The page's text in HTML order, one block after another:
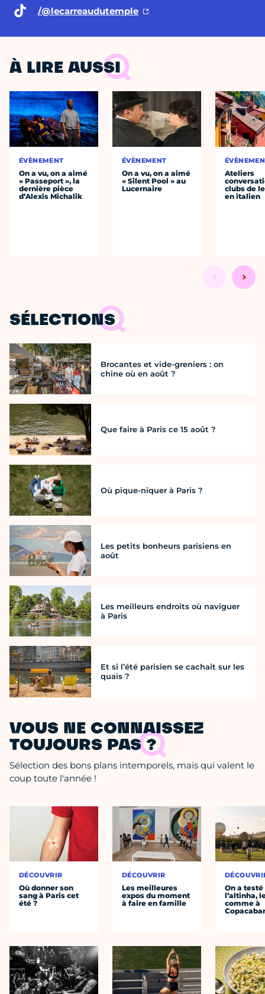
/@lecarreaudutemple
À LIRE AUSSI
ÉVÈNEMENT
On a vu, on a aimé
« Passeport », la
dernière pièce
d’Alexis Michalik
ÉVÈNEMENT
On a vu, on a aimé
« Silent Pool » au
Lucernaire
Ateliers
clubs de
en italien
SÉLECTIONS
Brocantes et vide-greniers : on
chine où en août ?
Que faire à Paris ce 15 août ?
Où pique-niquer à Paris ?
Les petits bonheurs parisiens en
août
Les meilleurs endroits où naviguer
à Paris
Et si l’été parisien se cachait sur les
quais ?
VOUS NE CONNAISSEZ
TOUJOURS PAS ?
Sélection des bons plans intemporels, mais qui valent le
coup toute l'année !
DÉCOUVRIR
Où donner son
sang à Paris cet
été ?
DÉCOUVRIR
Les meilleures
expos du moment
à faire en famille
On a testé
l’altinha,
comme à